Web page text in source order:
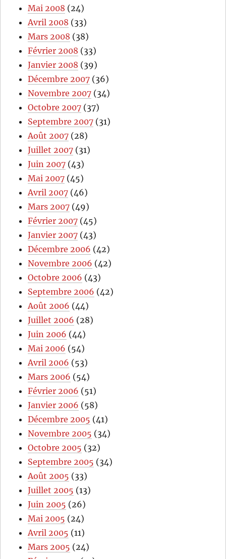
Mai 2008 (24)
Avril 2008 (33)
Mars 2008 (38)
Février 2008 (33)
Janvier 2008 (39)
Décembre 2007 (36)
Novembre 2007 (34)
Octobre 2007 (37)
Septembre 2007 (31)
Août 2007 (28)
Juillet 2007 (31)
Juin 2007 (43)
Mai 2007 (45)
Avril 2007 (46)
Mars 2007 (49)
Février 2007 (45)
Janvier 2007 (43)
Décembre 2006 (42)
Novembre 2006 (42)
Octobre 2006 (43)
Septembre 2006 (42)
Août 2006 (44)
Juillet 2006 (28)
Juin 2006 (44)
Mai 2006 (54)
Avril 2006 (53)
Mars 2006 (54)
Février 2006 (51)
Janvier 2006 (58)
Décembre 2005 (41)
Novembre 2005 (34)
Octobre 2005 (32)
Septembre 2005 (34)
Août 2005 (33)
Juillet 2005 (13)
Juin 2005 (26)
Mai 2005 (24)
Avril 2005 (11)
Mars 2005 (24)